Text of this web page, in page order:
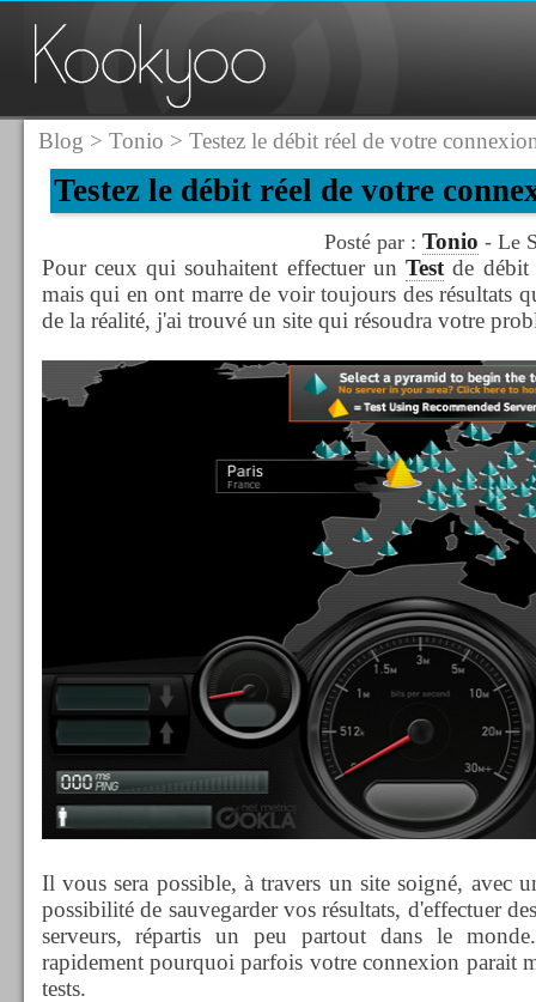
Blog > Tonio > Testez le débit réel de votre
Testez le débit réel de votre
Posté par : Tonio - Le
Pour ceux qui souhaitent effectuer unTest de
mais qui en ont marre de voir toujours des résultats
de la réalité, j'ai trouvé un site qui résoudra votre
Il vous sera possible, à travers un site soigné, avec
possibilité de sauvegarder vos résultats, d'effectuer
serveurs, répartis un peu partout dans le
rapidement pourquoi parfois votre connexion parait
tests.